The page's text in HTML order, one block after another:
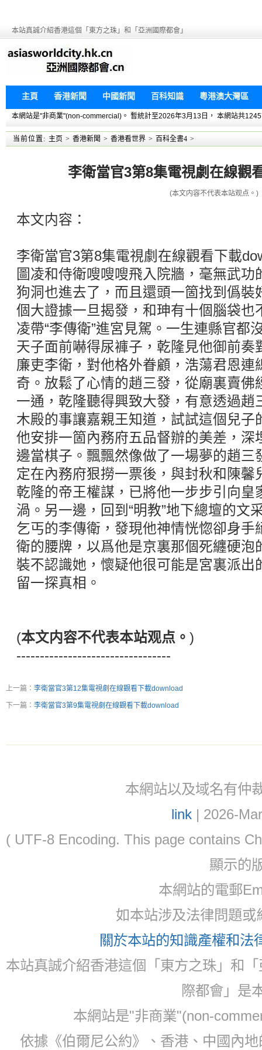
本站真誠介紹香港這個「東方之珠」和「亞洲國際都會」
主頁 香港新聞 中國新聞 百科知識 粵港澳大灣區
本網站是"非商業"(non-commercial)。 暫統計至2026年3月13日， 本網站共
当前位置: 主页 > 香港新聞 > 香港看世界 > 百科全書4 >
李衛當官3第8集電視劇在線觀
(本文内容不代表本站观点。)
本文内容：
李衛當官3第8集電視劇在線觀看下載
圖凌和侍衛嗖嗖嗖飛入院牆，毫無武
狗洞也進去了，而且還頭一箇找到僞裝
個大證據一旦揭發，和珅有十個腦袋也
凌帶“李傳衛”進宮見駕。一生連縣官都
天子面前嚇得尿褲子，乾隆見他御前奏
廉吏李衛，對他格外眷顧，浩蕩君恩連
奇。放鬆了心情的趙三發，從廟裏賣佛
一通，乾隆聽得興致大發，有意透過趙
木殿的事讓嘉親王知道，試試這個兒子
他安排一箇內務府五品督辦的美差，深
邊當棋子。飄飄然像做了一場夢的趙三
定在內務府狠撈一票後，與封秋和陳馨
乾隆的帝王權謀，已將他一步步引向皇
渦。另一邊，回到“明教”地下總壇的文
乞丐的李傳衛，發現他神情恍惚卻身手
衛的腰牌，以爲他是京裏那個死纏硬泡
裝不認識她，懷疑他很可能是宮裏派出
留一探真相。
(本文内容不代表本站观点。 )
---------------------------------
上一篇： 李衛當官3第12集電視劇在線觀看下載download
下一篇： 李衛當官3第9集電視劇在線觀看下載download
本網站以及域名有仲
link| 2026-
( UTF-8 Encoding. This page contains
顯示的
本網站的電郵
如本站涉及法律問題
關於本站的知識產權和法
本站真誠介紹香港這個「東方之珠」和
際都會」是
本網站是"非商業"(non-
依據《伯爾尼公約》、香港、中國內